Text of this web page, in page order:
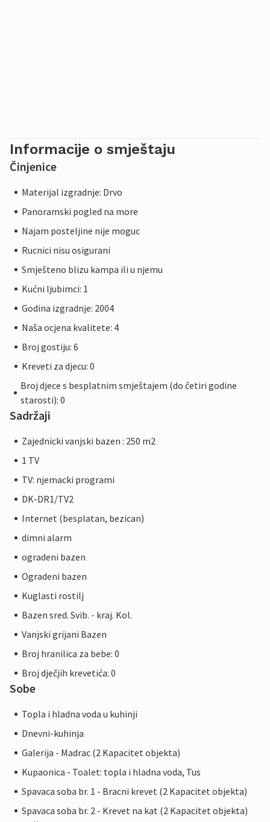
Informacije o smještaju
Činjenice
Materijal izgradnje: Drvo
Panoramski pogled na more
Najam posteljine nije moguc
Rucnici nisu osigurani
Smješteno blizu kampa ili u njemu
Kućni ljubimci: 1
Godina izgradnje: 2004
Naša ocjena kvalitete: 4
Broj gostiju: 6
Kreveti za djecu: 0
Broj djece s besplatnim smještajem (do četiri godine
starosti): 0
Sadržaji
Zajednicki vanjski bazen : 250 m2
1 TV
TV: njemacki programi
DK-DR1/TV2
Internet (besplatan, bezican)
dimni alarm
ogradeni bazen
Ogradeni bazen
Kuglasti rostilj
Bazen sred. Svib. - kraj. Kol.
Vanjski grijani Bazen
Broj hranilica za bebe: 0
Broj dječjih krevetića: 0
Sobe
Topla i hladna voda u kuhinji
Dnevni-kuhinja
Galerija - Madrac (2 Kapacitet objekta)
Kupaonica - Toalet: topla i hladna voda, Tus
Spavaca soba br. 1 - Bracni krevet (2 Kapacitet objekta)
Spavaca soba br. 2 - Krevet na kat (2 Kapacitet objekta)